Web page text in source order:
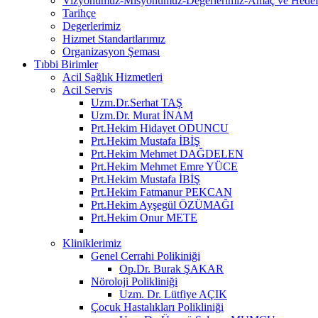
Tarihçe
Degerlerimiz
Hizmet Standartlarımız
Organizasyon Şeması
Tıbbi Birimler
Acil Sağlık Hizmetleri
Acil Servis
Uzm.Dr.Serhat TAŞ
Uzm.Dr. Murat İNAM
Prt.Hekim Hidayet ODUNCU
Prt.Hekim Mustafa İBİŞ
Prt.Hekim Mehmet DAĞDELEN
Prt.Hekim Mehmet Emre YÜCE
Prt.Hekim Mustafa İBİŞ
Prt.Hekim Fatmanur PEKCAN
Prt.Hekim Ayşegül ÖZÜMAĞI
Prt.Hekim Onur METE
Kliniklerimiz
Genel Cerrahi Polikiniği
Op.Dr. Burak ŞAKAR
Nöroloji Polikliniği
Uzm. Dr. Lütfiye AÇIK
Çocuk Hastalıkları Polikliniği